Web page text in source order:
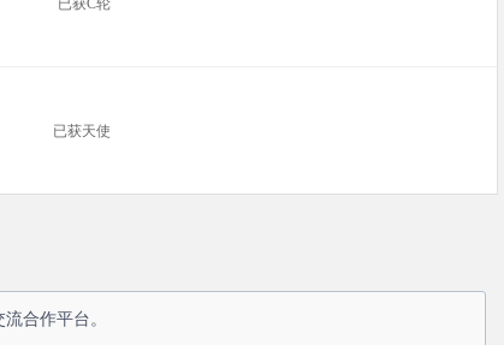
已获C轮
已获天使
合作平台。